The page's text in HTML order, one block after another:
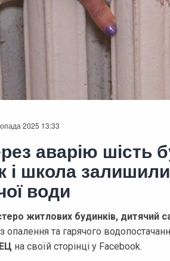
2025 13:33
аварію шість
і школа
води
житлових будинків, дитячий
опалення та гарячого
на своїй сторінці у Facebook.